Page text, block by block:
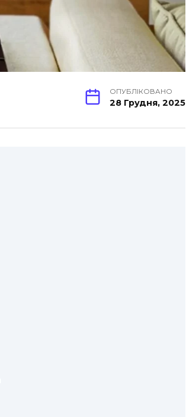
ОПУБЛІКОВАНО
28 Грудня, 2025